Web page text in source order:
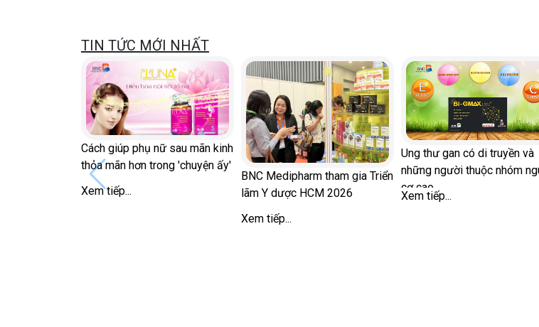
TIN TỨC MỚI NHẤT
Cách giúp phụ nữ sau mãn kinh
thỏa mãn hơn trong 'chuyện ấy'
Xem tiếp...
BNC Medipharm tham gia Triển
lãm Y dược HCM 2026
Xem tiếp...
Ung thư gan có di truyền và
những người thuộc nhóm
cơ cao
Xem tiếp...